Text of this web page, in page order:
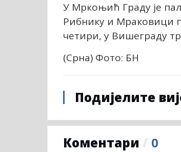
У Мркоњић Граду је
Рибнику и Мраковици
четири, у Вишеграду
(Срна) Фото: БН
Подијелите
Коментари / 0